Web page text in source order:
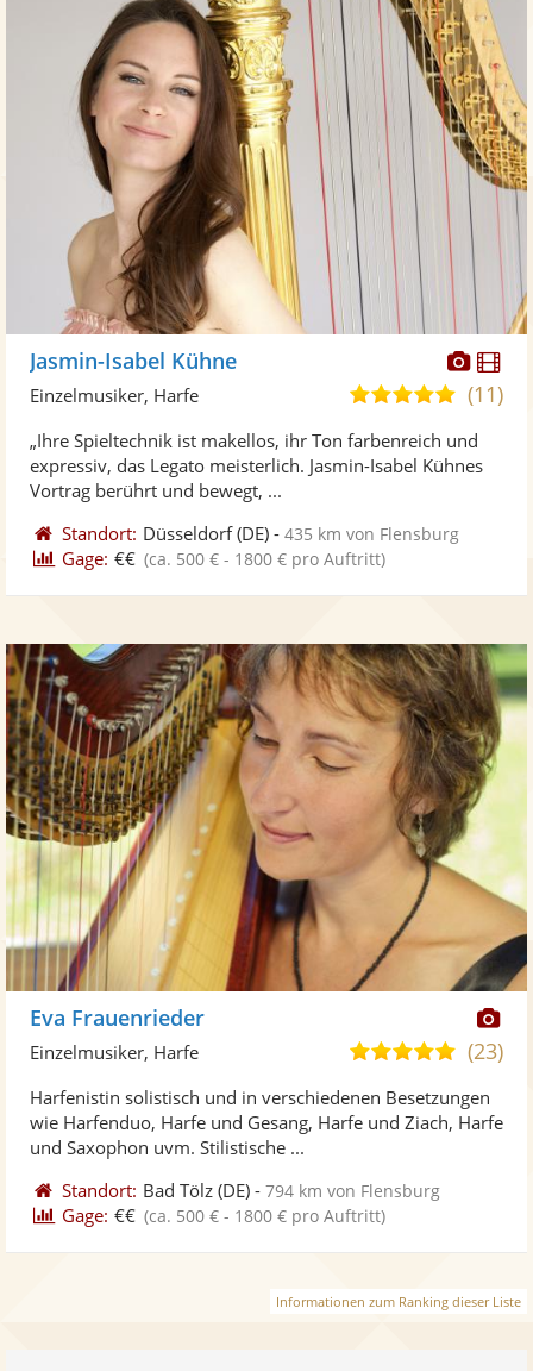
Fotos
Jasmin-Isabel Kühne
5,0
5
(11)
Einzelmusiker, Harfe
„Ihre Spieltechnik ist makellos, ihr Ton farbenreich und
expressiv, das Legato meisterlich. Jasmin-Isabel Kühnes
Vortrag berührt und bewegt, ...
Standort: Düsseldorf(DE) -435 km von Flensburg
Gage: €€ (ca. 500 € - 1800 € pro Auftritt)
Eva Frauenrieder
4,9
5
(23)
Einzelmusiker, Harfe
Harfenistin solistisch und in verschiedenen Besetzungen
wie Harfenduo, Harfe und Gesang, Harfe und Ziach, Harfe
und Saxophon uvm. Stilistische ...
Standort: Bad Tölz (DE) -794 km von Flensburg
Gage: €€ (ca. 500 € - 1800 € pro Auftritt)
Informationen zum Ranking dieser Liste